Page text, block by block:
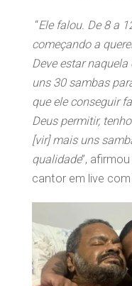
“Ele falou. De 8 a
começando a
Deve estar
uns 30 sambas
que ele conseguir
Deus permitir,
[vir] mais uns
qualidade”,
cantor em live